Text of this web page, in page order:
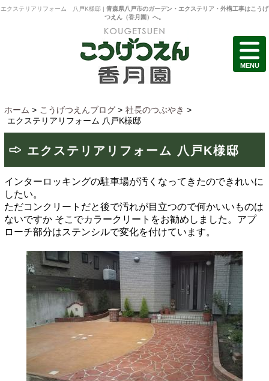
エクステリアリフォーム 八戸K様邸 | 青森県八戸市のガーデン・エクステリア・外構工事はこうげ
つえん（香月園）へ。
ホーム > こうげつえんブログ > 社長のつぶやき >
エクステリアリフォーム 八戸K様邸
エクステリアリフォーム 八戸K様邸
インターロッキングの駐車場が汚くなってきたのできれいに
したい。
ただコンクリートだと後で汚れが目立つので何かいいものは
ないですか そこでカラークリートをお勧めしました。アプ
ローチ部分はステンシルで変化を付けています。
MENU